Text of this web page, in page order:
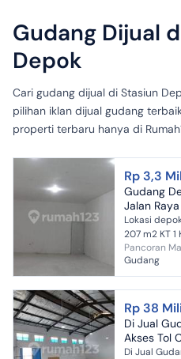
Gudang Dijual
Depok
Cari gudang dijual di Stasiun
pilihan iklan dijual gudang
properti terbaru hanya di
Rp 3,3
Gudang
Jalan Raya
Lokasi depok pinggir jalan raya LT 233 m2
207 m2 KT 1 KM 1 Hadap Barat SHM ad 2 Model
L Daya listrik
Th...
Pancoran
Gudang
Rp 38
Di Jual
Akses Tol
Di Jual